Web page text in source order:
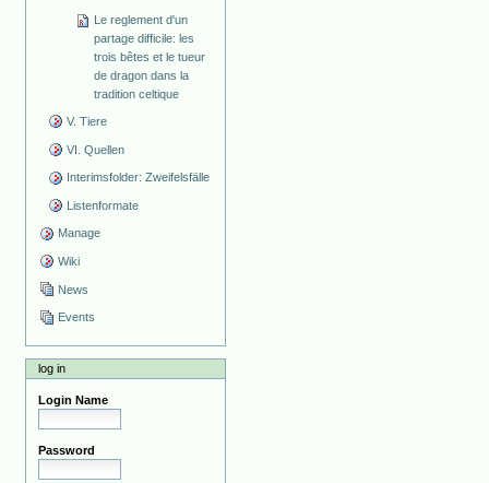
Le reglement d'un
partage difficile: les
trois bêtes et le tueur
de dragon dans la
tradition celtique
V. Tiere
VI. Quellen
Interimsfolder: Zweifelsfälle
Listenformate
Manage
Wiki
News
Events
log in
Login Name
Password